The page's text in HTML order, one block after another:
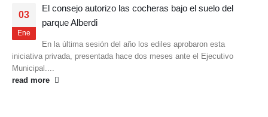
03
Ene
El consejo autorizo las cocheras bajo el suelo del
parque Alberdi
En la última sesión del año los ediles aprobaron esta
iniciativa privada, presentada hace dos meses ante el Ejecutivo
Municipal....
read more